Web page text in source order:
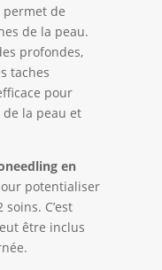
permet de
de la peau.
profondes,
taches
pour
la peau et
en
potentialiser
C’est
être inclus